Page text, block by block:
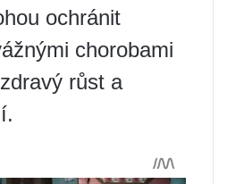
ochránit
chorobami
růst a